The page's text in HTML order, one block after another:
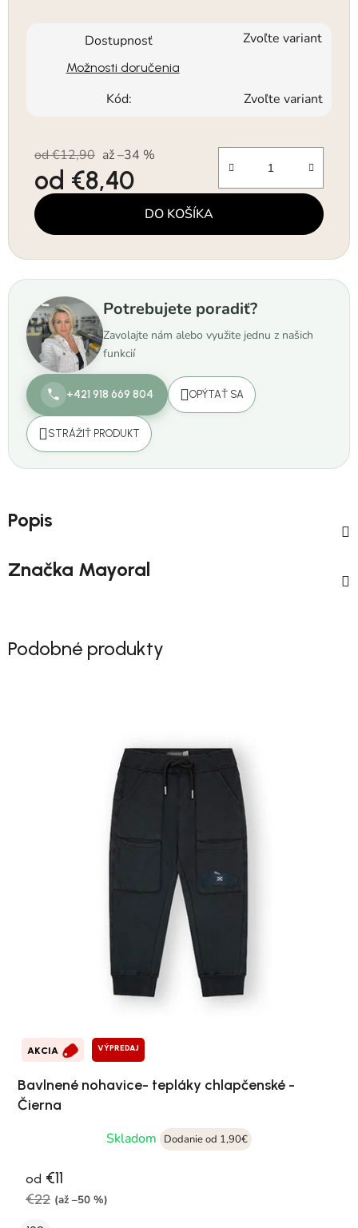
Dostupnosť Zvoľte variant
Možnosti doručenia
Kód: Zvoľte variant
od €12,90 až –34 %
od €8,40
Jednotková cena: DO KOŠÍKA
Potrebujete poradiť?
Zavolajte nám alebo využite jednu z našich
funkcií
+421 918 669 804 OPÝTAŤ SA
STRÁŽIŤ PRODUKT
Popis
Značka Mayoral
Podobné produkty
AKCIA VÝPREDAJ
Bavlnené nohavice- tepláky chlapčenské -
Čierna
Skladom
Dodanie od 1,90€
od €11
€22 (až –50 %)